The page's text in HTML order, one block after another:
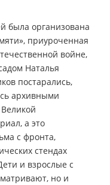
была организована
приуроченная
войне,
Наталья
постарались,
архивными
а это
с фронта,
стендах
и взрослые с
но и